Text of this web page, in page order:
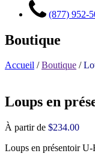
(877) 952-
Boutique
Accueil /Boutique /
Loups en
À partir de $234.00
Loups en présentoir